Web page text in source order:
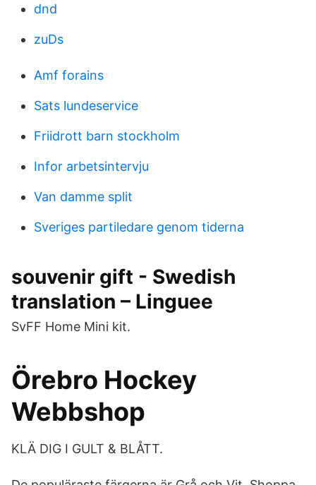
dnd
zuDs
Amf forains
Sats lundeservice
Friidrott barn stockholm
Infor arbetsintervju
Van damme split
Sveriges partiledare genom tiderna
souvenir gift - Swedish
translation – Linguee
SvFF Home Mini kit.
Örebro Hockey
Webbshop
KLÄ DIG I GULT & BLÅTT.